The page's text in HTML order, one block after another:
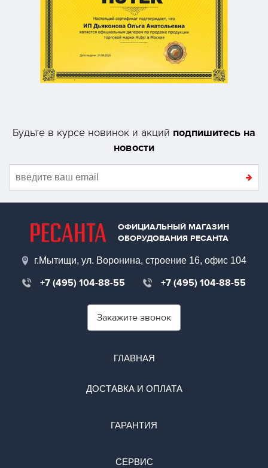
Будьте в курсе новинок и акций подпишитесь на
новости
ОФИЦИАЛЬНЫЙ МАГАЗИН
ОБОРУДОВАНИЯ РЕСАНТА
г.Мытищи, ул. Воронина, строение 16, офис 104
+7 (495) 104-88-55 +7 (495) 104-88-55
Закажите звонок
ГЛАВНАЯ
ДОСТАВКА И ОПЛАТА
ГАРАНТИЯ
СЕРВИС